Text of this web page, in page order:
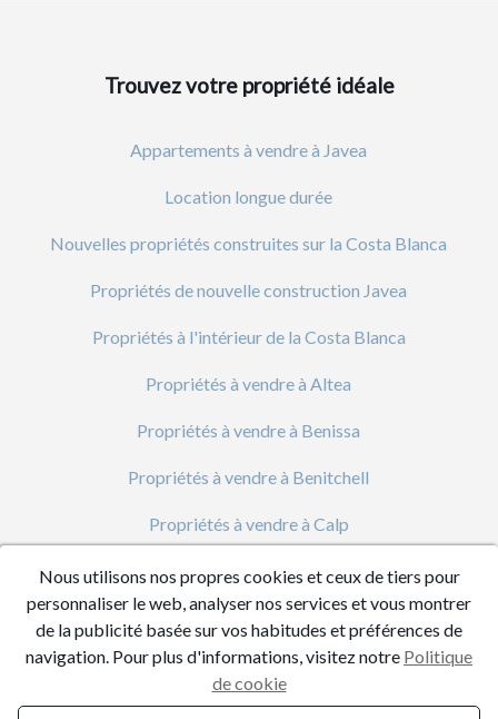
Trouvez votre propriété idéale
Appartements à vendre à Javea
Location longue durée
Nouvelles propriétés construites sur la Costa Blanca
Propriétés de nouvelle construction Javea
Propriétés à l'intérieur de la Costa Blanca
Propriétés à vendre à Altea
Propriétés à vendre à Benissa
Propriétés à vendre à Benitchell
Propriétés à vendre à Calp
Propriétés à vendre à Denia
Propriétés à Vendre à Javea
Propriétés à vendre à Moraira
Villas à vendre à Benitachell
Nous utilisons nos propres cookies et ceux de tiers pour
personnaliser le web, analyser nos services et vous montrer
de la publicité basée sur vos habitudes et préférences de
navigation. Pour plus d'informations, visitez notre Politique
de cookie